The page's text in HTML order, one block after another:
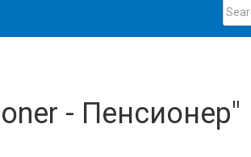
- Пенсионер"